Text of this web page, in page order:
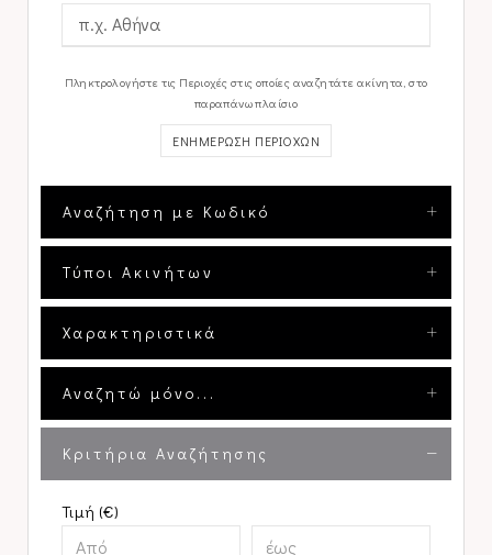
Πληκτρολογήστε τις Περιοχές στις οποίες αναζητάτε ακίνητα, στο
παραπάνω πλαίσιο
ΕΝΗΜΕΡΩΣΗ ΠΕΡΙΟΧΩΝ
Αναζήτηση με Κωδικό
Τύποι Ακινήτων
Χαρακτηριστικά
Αναζητώ μόνο...
Κριτήρια Αναζήτησης
Τιμή (€)